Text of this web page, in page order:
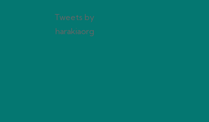
Tweets by
harakiaorg